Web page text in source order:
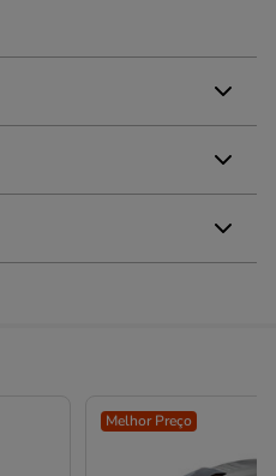
Melhor Preço